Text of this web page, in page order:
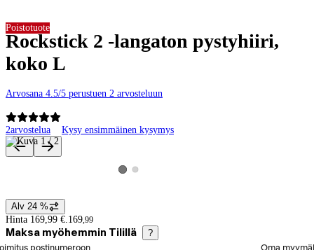
Rockstick 2 -langaton pystyhiiri,
koko L
Arvosana 4.5/5 perustuen 2 arvosteluun
2arvostelua Kysy ensimmäinen kysymys
Poistotuote
Tuotteen kuvat ja videot
Katso tuotekuva 1
Katso tuotekuva 2
Hintatiedot
Alv 24 %
Hinta 169,99 €. 169,99
Maksa myöhemmin Tilillä ?
tilaustapa
postinumeroon Oma